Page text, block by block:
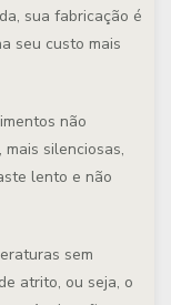
sua fabricação é
seu custo mais
não
silenciosas,
lento e não
sem
atrito, ou seja, o